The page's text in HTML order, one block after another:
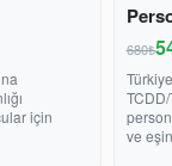
için
680₺
TCDD/
ve